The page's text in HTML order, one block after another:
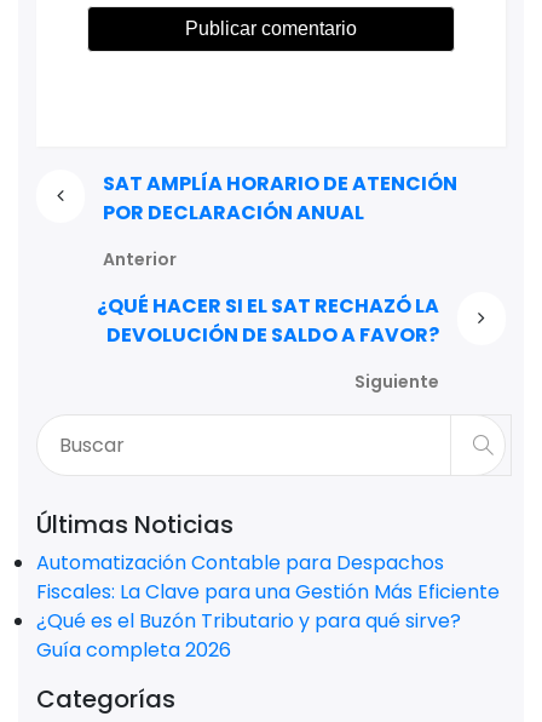
SAT AMPLÍA HORARIO DE ATENCIÓN
POR DECLARACIÓN ANUAL
Anterior
¿QUÉ HACER SI EL SAT RECHAZÓ LA
DEVOLUCIÓN DE SALDO A FAVOR?
Siguiente
Últimas Noticias
Automatización Contable para Despachos
Fiscales: La Clave para una Gestión Más Eficiente
¿Qué es el Buzón Tributario y para qué sirve?
Guía completa 2026
Categorías